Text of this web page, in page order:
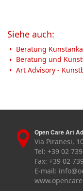
Siehe auch:
Beratung
Beratung und
Art Advisory -
Open Care Art
Via Piranesi,
Tel: +39 02
Fax: +39 02
E-mail: